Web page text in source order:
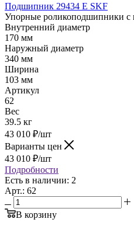
Подшипник 29434 E SKF
Упорные роликоподшипники с
Внутренний диаметр
170 мм
Наружный диаметр
340 мм
Ширина
103 мм
Артикул
62
Вес
39.5 кг
43 010 ₽/шт
Варианты цен
43 010 ₽/шт
Подробности
Есть в наличии: 2
Арт.: 62
В корзину